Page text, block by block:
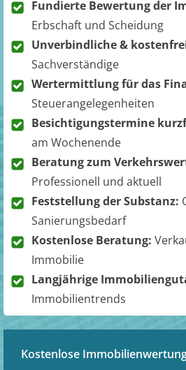
Fundierte Bewertung der
Erbschaft und Scheidung
Unverbindliche &
Sachverständige
Wertermittlung für das
Steuerangelegenheiten
Besichtigungstermine
am Wochenende
Beratung zum
Professionell und aktuell
Feststellung der Substanz:
Sanierungsbedarf
Kostenlose Beratung:
Immobilie
Langjährige
Immobilientrends
Kostenlose